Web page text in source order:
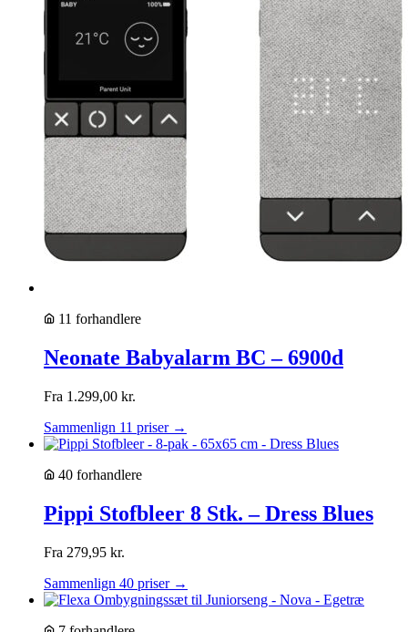
11 forhandlere
Neonate Babyalarm BC – 6900d
Fra 1.299,00 kr.
Sammenlign 11 priser →
40 forhandlere
Pippi Stofbleer 8 Stk. – Dress Blues
Fra 279,95 kr.
Sammenlign 40 priser →